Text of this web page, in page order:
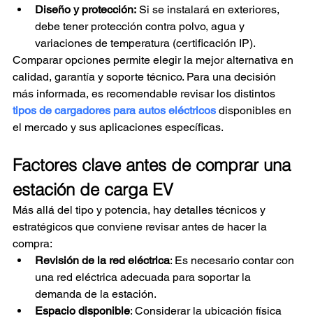
Diseño y protección: Si se instalará en exteriores,
debe tener protección contra polvo, agua y
variaciones de temperatura (certificación IP).
Comparar opciones permite elegir la mejor alternativa en
calidad, garantía y soporte técnico. Para una decisión
más informada, es recomendable revisar los distintos
tipos de cargadores para autos eléctricos disponibles en
el mercado y sus aplicaciones específicas.
Factores clave antes de comprar una
estación de carga EV
Más allá del tipo y potencia, hay detalles técnicos y
estratégicos que conviene revisar antes de hacer la
compra:
Revisión de la red eléctrica: Es necesario contar con
una red eléctrica adecuada para soportar la
demanda de la estación.
Espacio disponible: Considerar la ubicación física